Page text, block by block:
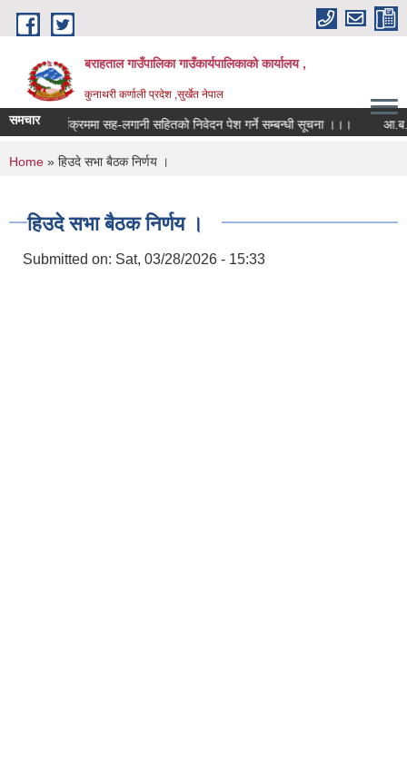
Skip to main content
बराहताल गाउँपालिका गाउँकार्यपालिकाको कार्यालय ,
कुनाथरी कर्णाली प्रदेश ,सुर्खेत नेपाल
समचारकार्यक्रममा सह-लगानी सहितको निवेदन पेश गर्ने सम्बन्धी सूचना ।।। आ.ब.
You are here
Home » हिउदे सभा बैठक निर्णय ।
हिउदे सभा बैठक निर्णय ।
Submitted on: Sat, 03/28/2026 - 15:33